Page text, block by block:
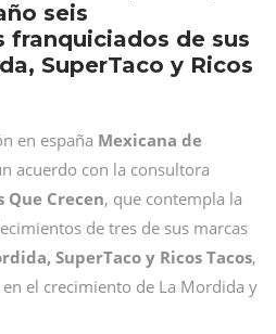
seis
de sus
SuperTaco y Ricos
en españa Mexicana de
acuerdo con la consultora
Que Crecen, que contempla la
de tres de sus marcas
SuperTaco y Ricos Tacos,
el crecimiento de La Mordida y